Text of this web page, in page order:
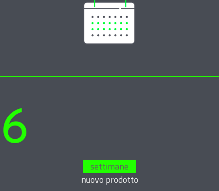
6
settimane
nuovo prodotto